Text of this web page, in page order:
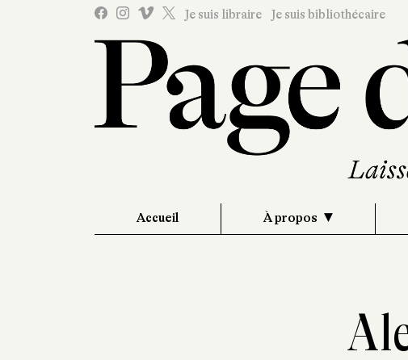
Je suis libraire Je suis bibliothécaire
Accueil À propos